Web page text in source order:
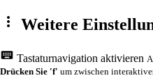
Weitere
Tastaturnavigation aktivieren
Drücken Sie 'f' um zwischen